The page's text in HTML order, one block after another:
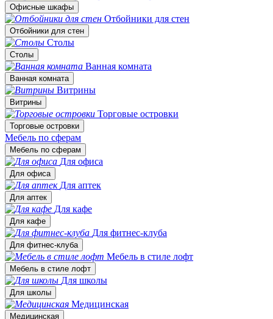
Офисные шкафы
Отбойники для стен
Отбойники для стен
Столы
Столы
Ванная комната
Ванная комната
Витрины
Витрины
Торговые островки
Торговые островки
Мебель по сферам
Мебель по сферам
Для офиса
Для офиса
Для аптек
Для аптек
Для кафе
Для кафе
Для фитнес-клуба
Для фитнес-клуба
Мебель в стиле лофт
Мебель в стиле лофт
Для школы
Для школы
Медицинская
Медицинская